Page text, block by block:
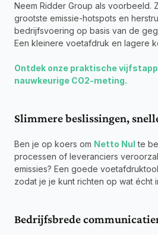
Neem Ridder Group als voorbeeld.
grootste emissie-hotspots en
bedrijfsvoering op basis van de
Een kleinere voetafdruk en lagere
Ontdek onze praktische
nauwkeurige CO2-meting.
Slimmere beslissingen,
Ben je op koers om Netto Nul te
processen of leveranciers
emissies? Een goede
zodat je je kunt richten op wat écht
Bedrijfsbrede